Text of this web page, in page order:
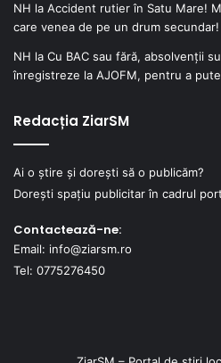
NH la Accident rutier în Satu Mare!
care venea de pe un drum secundar!
NH la Cu BAC sau fără, absolvenții
înregistreze la AJOFM, pentru a
Redacția ZiarSM
Ai o știre și dorești să o publicăm?
Dorești spațiu publicitar în cadrul
Contactează-ne:
Email: info@ziarsm.ro
Tel: 0775276450